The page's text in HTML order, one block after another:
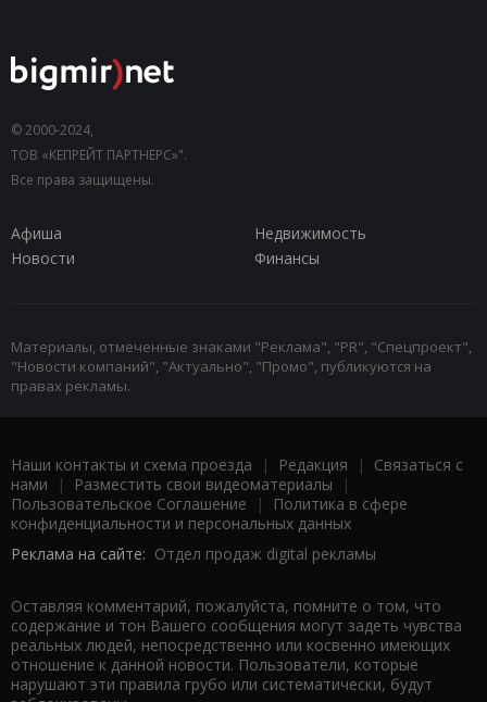
© 2000-2024,
ТОВ «КЕПРЕЙТ ПАРТНЕРС»".
Все права защищены.
Афиша
Недвижимость
Новости
Финансы
Материалы, отмеченные знаками "Реклама", "PR", "Спецпроект",
"Новости компаний", "Актуально", "Промо", публикуются на
правах рекламы.
Наши контакты и схема проезда | Редакция | Связаться с
нами | Разместить свои видеоматериалы |
Пользовательское Соглашение |
Политика в сфере
конфиденциальности и персональных данных
Реклама на сайте: Отдел продаж digital рекламы
Оставляя комментарий, пожалуйста, помните о том, что
содержание и тон Вашего сообщения могут задеть чувства
реальных людей, непосредственно или косвенно имеющих
отношение к данной новости. Пользователи, которые
нарушают эти правила грубо или систематически, будут